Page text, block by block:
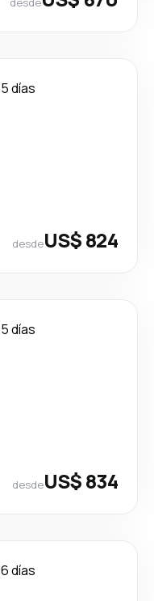
5 días
desdeUS$ 824
5 días
desdeUS$ 834
6 días